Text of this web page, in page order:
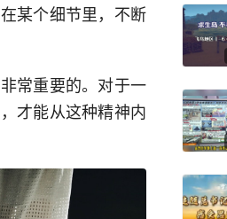
某个细节里，不断
常重要的。对于一
才能从这种精神内